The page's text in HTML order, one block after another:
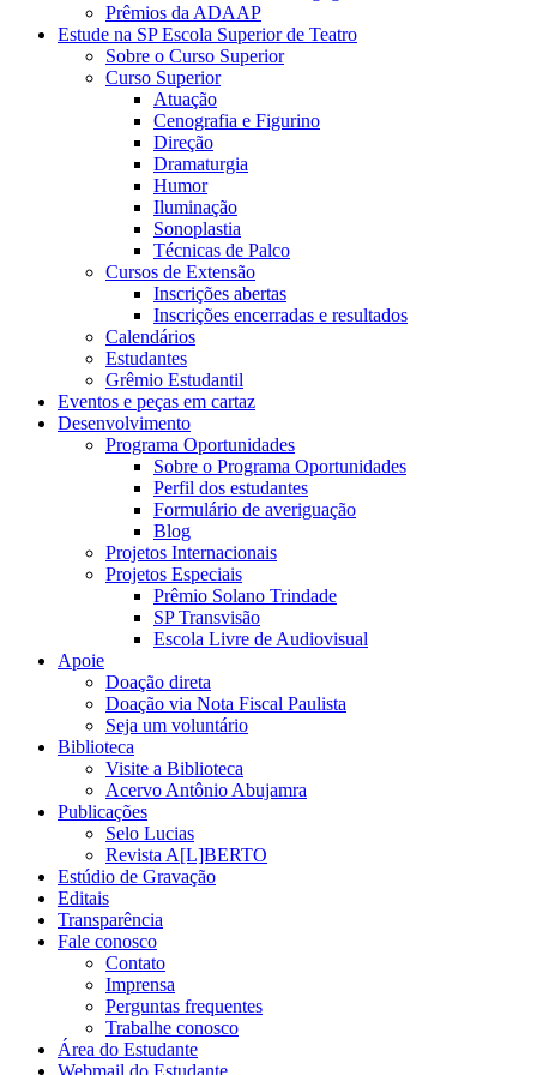
Prêmios da ADAAP
Estude na SP Escola Superior de Teatro
Sobre o Curso Superior
Curso Superior
Atuação
Cenografia e Figurino
Direção
Dramaturgia
Humor
Iluminação
Sonoplastia
Técnicas de Palco
Cursos de Extensão
Inscrições abertas
Inscrições encerradas e resultados
Calendários
Estudantes
Grêmio Estudantil
Eventos e peças em cartaz
Desenvolvimento
Programa Oportunidades
Sobre o Programa Oportunidades
Perfil dos estudantes
Formulário de averiguação
Blog
Projetos Internacionais
Projetos Especiais
Prêmio Solano Trindade
SP Transvisão
Escola Livre de Audiovisual
Apoie
Doação direta
Doação via Nota Fiscal Paulista
Seja um voluntário
Biblioteca
Visite a Biblioteca
Acervo Antônio Abujamra
Publicações
Selo Lucias
Revista A[L]BERTO
Estúdio de Gravação
Editais
Transparência
Fale conosco
Contato
Imprensa
Perguntas frequentes
Trabalhe conosco
Área do Estudante
Webmail do Estudante